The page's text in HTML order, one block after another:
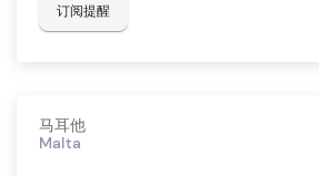
订阅提醒
马耳他
Malta